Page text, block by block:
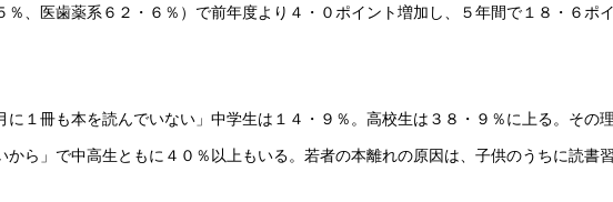
、医歯薬系６２・６％）で前年度より４・０ポイント増加し、５年間で１８・６ポ
１冊も本を読んでいない」中学生は１４・９％。高校生は３８・９％に上る。その
ら」で中高生ともに４０％以上もいる。若者の本離れの原因は、子供のうちに読書